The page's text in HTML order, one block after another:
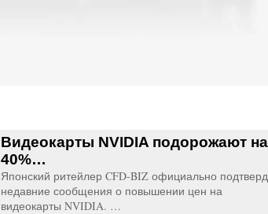
Видеокарты NVIDIA подорожают на
40%…
Японский ритейлер CFD-BIZ официально
недавние сообщения о повышении цен на
видеокарты NVIDIA. …